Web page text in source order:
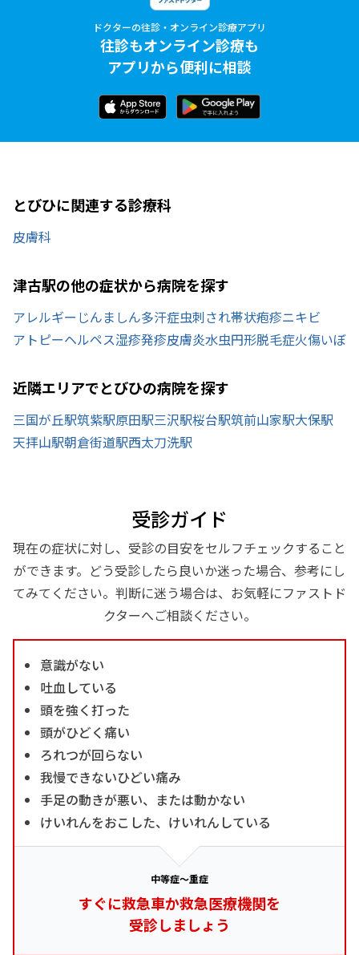
ドクターの往診・オンライン診療アプリ
往診もオンライン診療も
アプリから便利に相談
とびひに関連する診療科
皮膚科
津古駅の他の症状から病院を探す
アレルギー じんましん多汗症虫刺され帯状疱疹ニキビ
アトピーヘルペス湿疹発疹皮膚炎水虫円形脱毛症火傷いぼ
近隣エリアでとびひの病院を探す
三国が丘駅筑紫駅原田駅三沢駅桜台駅筑前山家駅大保駅
天拝山駅朝倉街道駅西太刀洗駅
受診ガイド
現在の症状に対し、受診の目安をセルフチェックすること
ができます。どう受診したら良いか迷った場合、参考にし
てみてください。判断に迷う場合は、お気軽にファストド
クターへご相談ください。
意識がない
吐血している
頭を強く打った
頭がひどく痛い
ろれつが回らない
我慢できないひどい痛み
手足の動きが悪い、または動かない
けいれんをおこした、けいれんしている
中等症～重症
すぐに救急車か救急医療機関を
受診しましょう